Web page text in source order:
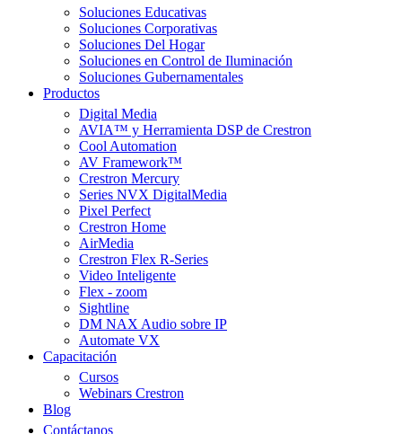
Soluciones Educativas
Soluciones Corporativas
Soluciones Del Hogar
Soluciones en Control de Iluminación
Soluciones Gubernamentales
Productos
Digital Media
AVIA™ y Herramienta DSP de Crestron
Cool Automation
AV Framework™
Crestron Mercury
Series NVX DigitalMedia
Pixel Perfect
Crestron Home
AirMedia
Crestron Flex R-Series
Video Inteligente
Flex - zoom
Sightline
DM NAX Audio sobre IP
Automate VX
Capacitación
Cursos
Webinars Crestron
Blog
Contáctanos